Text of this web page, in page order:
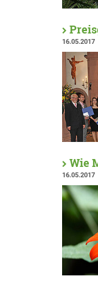
16.05.2017
Wie
16.05.2017